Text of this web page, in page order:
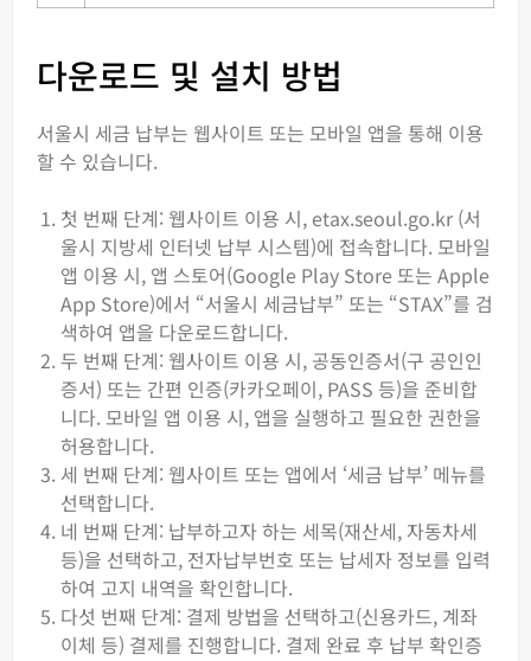
다운로드 및 설치 방법
서울시 세금 납부는 웹사이트 또는 모바일 앱을 통해 이용
할 수 있습니다.
첫 번째 단계: 웹사이트 이용 시, etax.seoul.go.kr (서
울시 지방세 인터넷 납부 시스템)에 접속합니다. 모바일
앱 이용 시, 앱 스토어(Google Play Store 또는 Apple
App Store)에서 “서울시 세금납부” 또는 “STAX”를 검
색하여 앱을 다운로드합니다.
두 번째 단계: 웹사이트 이용 시, 공동인증서(구 공인인
증서) 또는 간편 인증(카카오페이, PASS 등)을 준비합
니다. 모바일 앱 이용 시, 앱을 실행하고 필요한 권한을
허용합니다.
세 번째 단계: 웹사이트 또는 앱에서 ‘세금 납부’ 메뉴를
선택합니다.
네 번째 단계: 납부하고자 하는 세목(재산세, 자동차세
등)을 선택하고, 전자납부번호 또는 납세자 정보를 입력
하여 고지 내역을 확인합니다.
다섯 번째 단계: 결제 방법을 선택하고(신용카드, 계좌
이체 등) 결제를 진행합니다. 결제 완료 후 납부 확인증